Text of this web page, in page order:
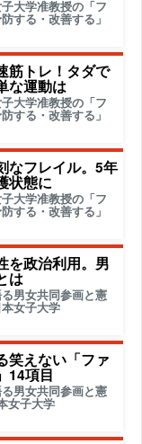
大学准教授の「フ
する・改善する」
筋トレ！タダで
な運動は
大学准教授の「フ
する・改善する」
なフレイル。5年
状態に
大学准教授の「フ
する・改善する」
を政治利用。男
は
男女共同参画と憲
女子大学
笑えない「ファ
14項目
男女共同参画と憲
女子大学